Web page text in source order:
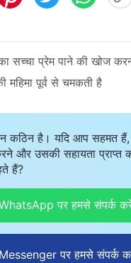
सच्चा प्रेम पाने की खोज
महिमा पूर्व से चमकती है
कठिन है। यदि आप सहमत
और उसकी सहायता प्राप्त
हैं?
पर हमसे संपर्क
Messenger पर हमसे संपर्क